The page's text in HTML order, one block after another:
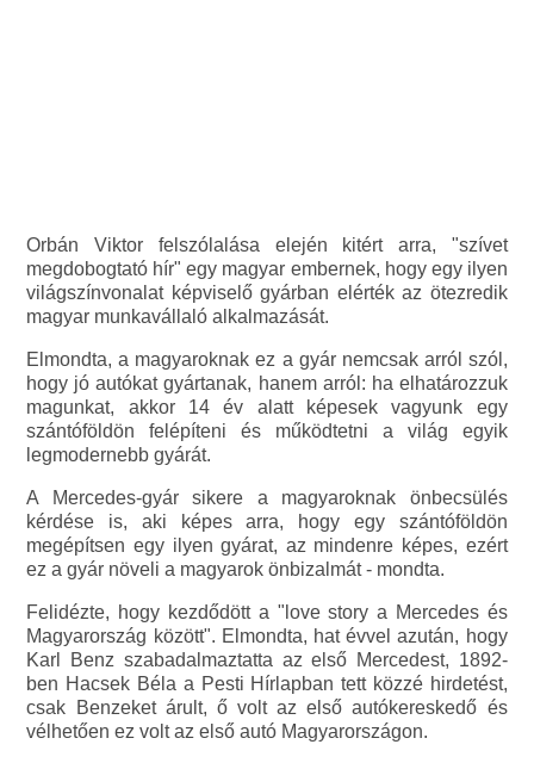
Orbán Viktor felszólalása elején kitért arra, "szívet
megdobogtató hír" egy magyar embernek, hogy egy ilyen
világszínvonalat képviselő gyárban elérték az ötezredik
magyar munkavállaló alkalmazását.
Elmondta, a magyaroknak ez a gyár nemcsak arról szól,
hogy jó autókat gyártanak, hanem arról: ha elhatározzuk
magunkat, akkor 14 év alatt képesek vagyunk egy
szántóföldön felépíteni és működtetni a világ egyik
legmodernebb gyárát.
A Mercedes-gyár sikere a magyaroknak önbecsülés
kérdése is, aki képes arra, hogy egy szántóföldön
megépítsen egy ilyen gyárat, az mindenre képes, ezért
ez a gyár növeli a magyarok önbizalmát - mondta.
Felidézte, hogy kezdődött a "love story a Mercedes és
Magyarország között". Elmondta, hat évvel azután, hogy
Karl Benz szabadalmaztatta az első Mercedest, 1892-
ben Hacsek Béla a Pesti Hírlapban tett közzé hirdetést,
csak Benzeket árult, ő volt az első autókereskedő és
vélhetően ez volt az első autó Magyarországon.